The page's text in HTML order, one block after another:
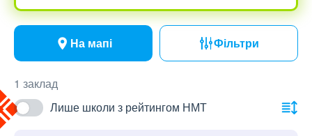
На мапі Фільтри
1 заклад
Лише школи з рейтингом НМТ